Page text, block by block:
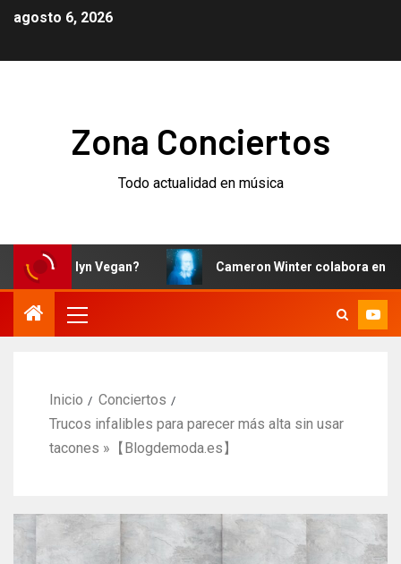
agosto 6, 2026
Zona Conciertos
Todo actualidad en música
Vegan? Cameron Winter colabora en ‘I Can’t
Inicio
Conciertos
Trucos infalibles para parecer más alta sin usar
tacones »【Blogdemoda.es】